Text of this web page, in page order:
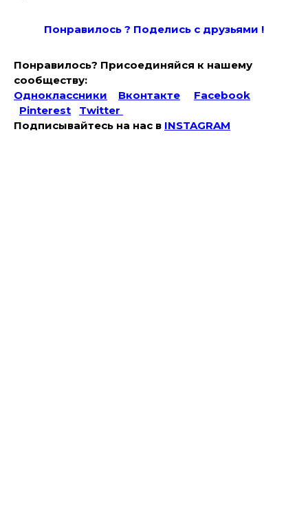
Понравилось ? Поделись с друзьями !
Понравилось? Присоединяйся к нашему
сообществу:
Одноклассники
Вконтакте
Facebook
Pinterest
Twitter
Подписывайтесь на наc в INSTAGRAM